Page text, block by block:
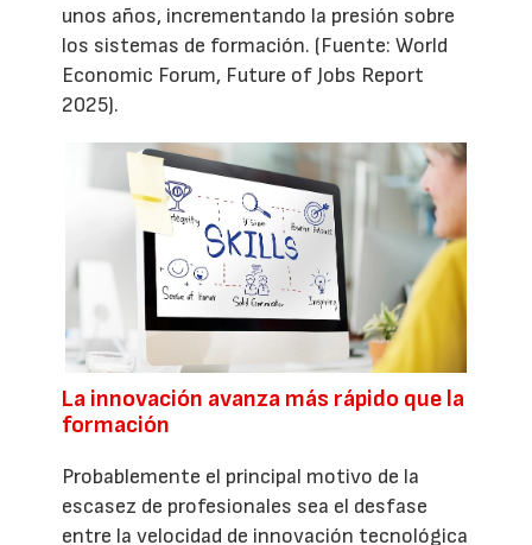
unos años, incrementando la presión sobre
los sistemas de formación. (Fuente: World
Economic Forum, Future of Jobs Report
2025).
La innovación avanza más rápido que la
formación
Probablemente el principal motivo de la
escasez de profesionales sea el desfase
entre la velocidad de innovación tecnológica